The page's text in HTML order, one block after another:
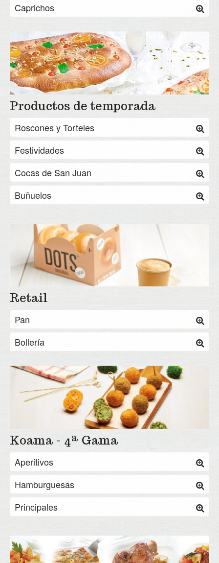
Caprichos
Productos de temporada
Roscones y Torteles
Festividades
Cocas de San Juan
Buñuelos
Retail
Pan
Bollería
Koama - 4ª Gama
Aperitivos
Hamburguesas
Principales